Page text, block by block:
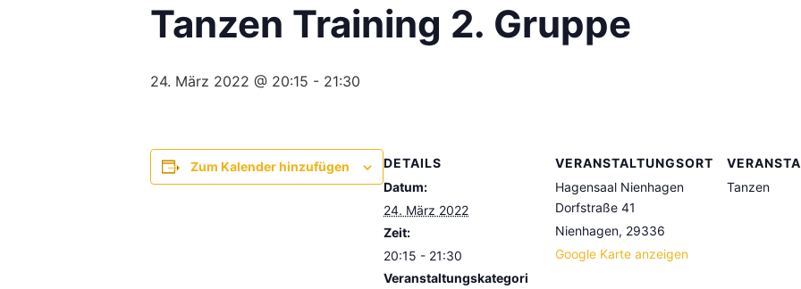
Tanzen Training 2. Gruppe
24. März 2022 @ 20:15 - 21:30
Zum Kalender hinzufügen
DETAILS
Datum:
24. März 2022
Zeit:
20:15 - 21:30
Veranstaltungskategori
VERANSTALTUNGSORT
Hagensaal Nienhagen
Dorfstraße 41
Nienhagen, 29336
Google Karte anzeigen
Tanzen